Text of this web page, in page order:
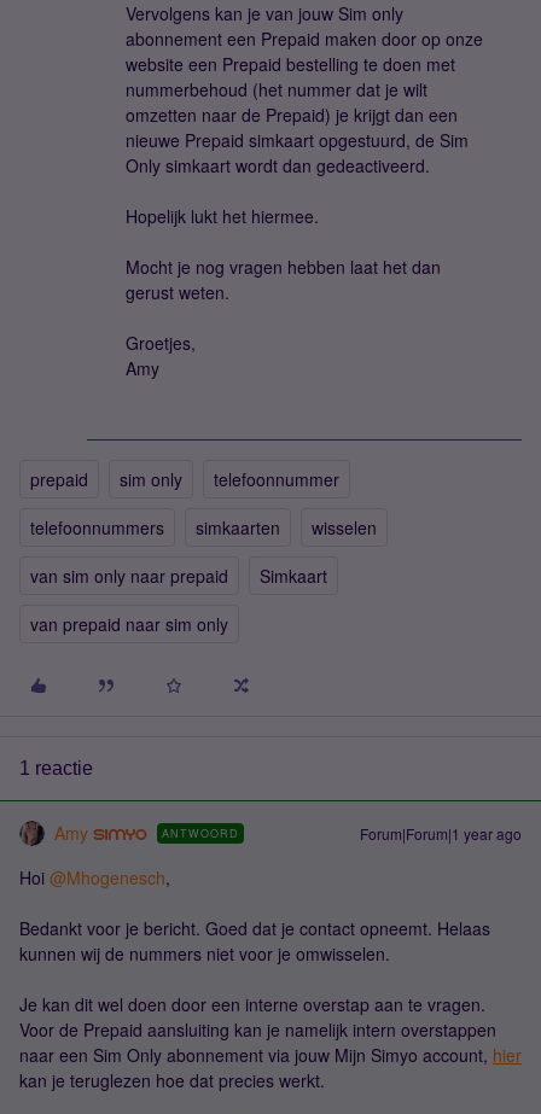
Vervolgens kan je van jouw Sim only
abonnement een Prepaid maken door op onze
website een Prepaid bestelling te doen met
nummerbehoud (het nummer dat je wilt
omzetten naar de Prepaid) je krijgt dan een
nieuwe Prepaid simkaart opgestuurd, de Sim
Only simkaart wordt dan gedeactiveerd.
Hopelijk lukt het hiermee.
Mocht je nog vragen hebben laat het dan
gerust weten.
Groetjes,
Amy
prepaid sim only
telefoonnummer
telefoonnummers
simkaarten
wisselen
van sim only naar prepaid
Simkaart
van prepaid naar sim only
1 reactie
Amy ANTWOORD Forum|Forum|1 year ago
Hoi ​ @Mhogenesch,
Bedankt voor je bericht. Goed dat je contact opneemt. Helaas
kunnen wij de nummers niet voor je omwisselen.
Je kan dit wel doen door een interne overstap aan te vragen.
Voor de Prepaid aansluiting kan je namelijk intern overstappen
naar een Sim Only abonnement via jouw Mijn Simyo account, hier
kan je teruglezen hoe dat precies werkt.